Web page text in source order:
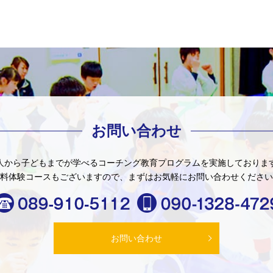
お問い合わせ
から子どもまでが学べるコーチング教育プログラムを実施しておりま
体験コースもございますので、
まずはお気軽にお問い合わせくださ
お問い合わせ